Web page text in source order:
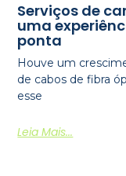
Serviços de
uma
ponta
Houve um
de cabos de fibra
esse
Leia Mais...